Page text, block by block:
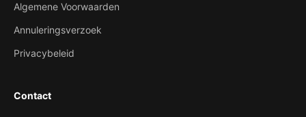
Algemene Voorwaarden
Annuleringsverzoek
Privacybeleid
Contact